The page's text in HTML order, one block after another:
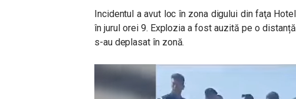
Incidentul a avut loc în zona digului din faţa
în jurul orei 9. Explozia a fost auzită pe o
s-au deplasat în zonă.